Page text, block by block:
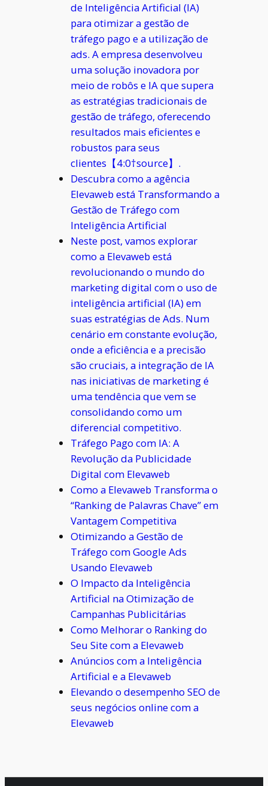
de Inteligência Artificial (IA)
para otimizar a gestão de
tráfego pago e a utilização de
ads. A empresa desenvolveu
uma solução inovadora por
meio de robôs e IA que supera
as estratégias tradicionais de
gestão de tráfego, oferecendo
resultados mais eficientes e
robustos para seus
clientes【4:0†source】.
Descubra como a agência
Elevaweb está Transformando a
Gestão de Tráfego com
Inteligência Artificial
Neste post, vamos explorar
como a Elevaweb está
revolucionando o mundo do
marketing digital com o uso de
inteligência artificial (IA) em
suas estratégias de Ads. Num
cenário em constante evolução,
onde a eficiência e a precisão
são cruciais, a integração de IA
nas iniciativas de marketing é
uma tendência que vem se
consolidando como um
diferencial competitivo.
Tráfego Pago com IA: A
Revolução da Publicidade
Digital com Elevaweb
Como a Elevaweb Transforma o
“Ranking de Palavras Chave” em
Vantagem Competitiva
Otimizando a Gestão de
Tráfego com Google Ads
Usando Elevaweb
O Impacto da Inteligência
Artificial na Otimização de
Campanhas Publicitárias
Como Melhorar o Ranking do
Seu Site com a Elevaweb
Anúncios com a Inteligência
Artificial e a Elevaweb
Elevando o desempenho SEO de
seus negócios online com a
Elevaweb